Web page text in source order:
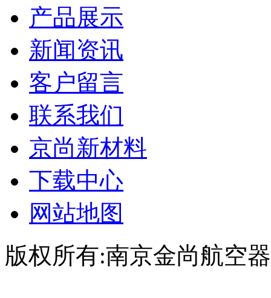
产品展示
新闻资讯
客户留言
联系我们
京尚新材料
下载中心
网站地图
版权所有:南京金尚航空